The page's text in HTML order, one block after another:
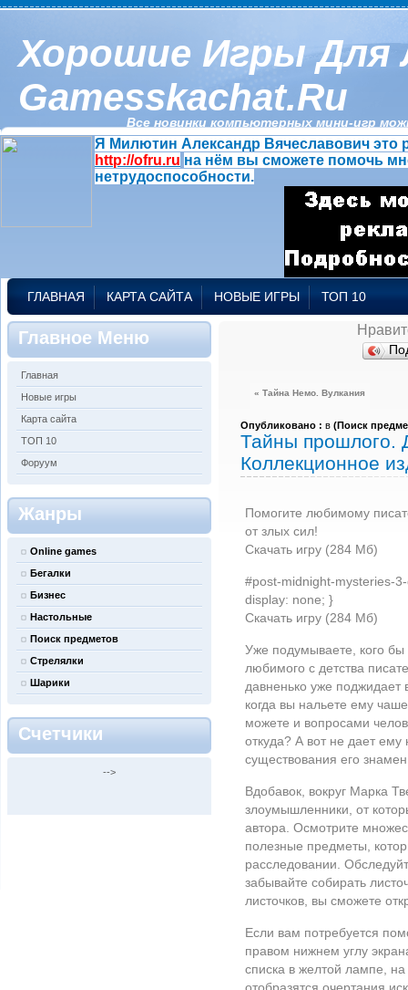
Хорошие Игры Для
Gamesskachat.ru
Все новинки компьютерных мини-игр
Я Милютин Александр Вячеславович это
http://ofru.ru на нём вы сможете помочь
нетрудоспособности.
ГЛАВНАЯ КАРТА САЙТА НОВЫЕ ИГРЫ ТОП 10
Главное Меню
Главная
Новые игры
Карта сайта
ТОП 10
Форуум
Жанры
Online games
Бегалки
Бизнес
Настольные
Поиск предметов
Стрелялки
Шарики
Счетчики
-->
« Тайна Немо. Вулкания
Опубликовано : в (Поиск
Тайны прошлого.
Коллекционное
Помогите любимому
от злых сил!
Скачать игру (284 Мб)
#post-midnight-mysteries-
display: none; }
Скачать игру (284 Мб)
Уже подумываете, кого бы
любимого с детства
давненько уже поджидает
когда вы нальете ему
можете и вопросами
откуда? А вот не дает ему
существования его
Вдобавок, вокруг Марка
злоумышленники, от
автора. Осмотрите
полезные предметы,
расследовании.
забывайте собирать
листочков, вы сможете
Если вам потребуется
правом нижнем углу
списка в желтой лампе,